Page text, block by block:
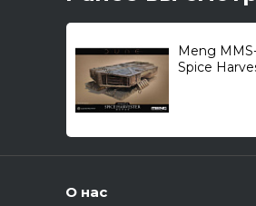
Meng
Spice
О нас